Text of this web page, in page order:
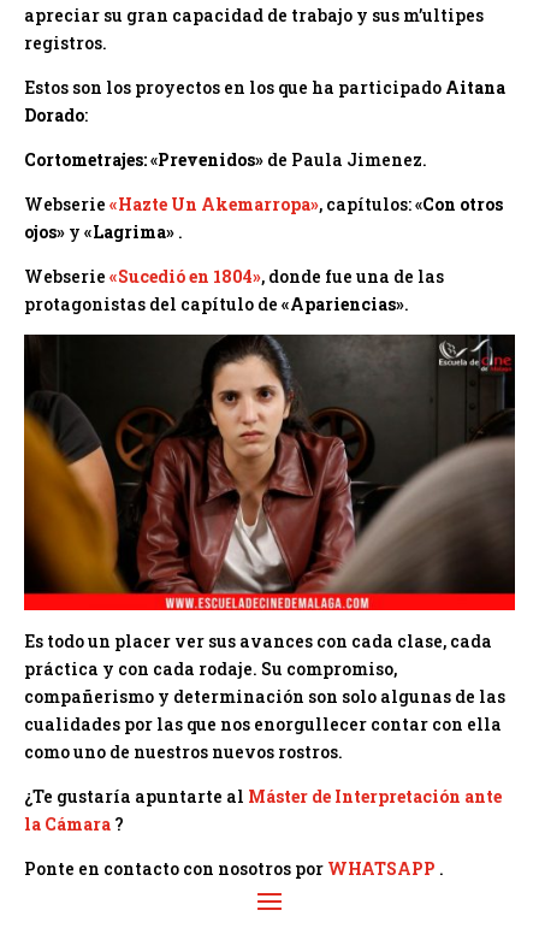
apreciar su gran capacidad de trabajo y sus m’ultipes
registros.
Estos son los proyectos en los que ha participado Aitana
Dorado:
Cortometrajes:«Prevenidos» de Paula Jimenez.
Webserie «Hazte Un Akemarropa», capítulos:«Con otros
ojos» y «Lagrima» .
Webserie «Sucedió en 1804», donde fue una de las
protagonistas del capítulo de «Apariencias».
Es todo un placer ver sus avances con cada clase, cada
práctica y con cada rodaje. Su compromiso,
compañerismo y determinación son solo algunas de las
cualidades por las que nos enorgullecer contar con ella
como uno de nuestros nuevos rostros.
¿Te gustaría apuntarte al Máster de Interpretación ante
la Cámara ?
Ponte en contacto con nosotros por WHATSAPP .